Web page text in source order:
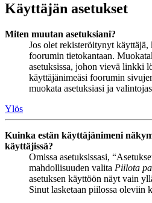
Käyttäjän asetukset
Miten muutan asetuksiani?
Jos olet rekisteröitynyt käyttäjä,
foorumin tietokantaan.
asetuksissa, johon vievä linkki
käyttäjänimeäsi foorumin
muokata asetuksiasi ja
Ylös
Kuinka estän käyttäjänimeni
käyttäjissä?
Omissa asetuksissasi,
mahdollisuuden valita Piilota
asetuksen käyttöön näyt vain
Sinut lasketaan piilossa oleviin